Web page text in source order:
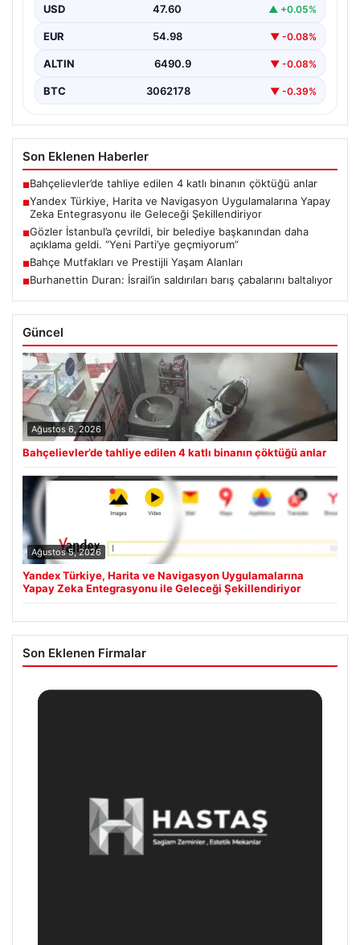
Şekillendiriyor
Yandex Türkiye, teknolojik gelişmeler ışığında önemli
bir adım atarak, en popüler harita ve navigasyon…
USD 47.60 ▲ +0.05%
EUR 54.98 ▼ -0.08%
ALTIN 6490.9 ▼ -0.08%
BTC 3062178 ▼ -0.39%
Son Eklenen Haberler
■Bahçelievler’de tahliye edilen 4 katlı binanın çöktüğü anlar
■Yandex Türkiye, Harita ve Navigasyon Uygulamalarına Yapay
Zeka Entegrasyonu ile Geleceği Şekillendiriyor
■Gözler İstanbul’a çevrildi, bir belediye başkanından daha
açıklama geldi. “Yeni Parti’ye geçmiyorum”
■Bahçe Mutfakları ve Prestijli Yaşam Alanları
■Burhanettin Duran: İsrail’in saldırıları barış çabalarını baltalıyor
Güncel
Ağustos 6, 2026
Bahçelievler’de tahliye edilen 4 katlı binanın çöktüğü anlar
Ağustos 5, 2026
Yandex Türkiye, Harita ve Navigasyon Uygulamalarına
Yapay Zeka Entegrasyonu ile Geleceği Şekillendiriyor
Son Eklenen Firmalar